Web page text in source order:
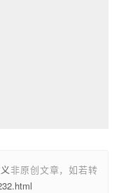
非原创文章，如若转